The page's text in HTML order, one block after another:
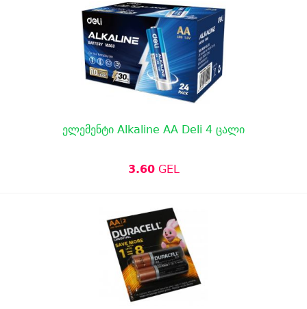
ელემენტი Alkaline AA Deli 4 ცალი
3.60GEL